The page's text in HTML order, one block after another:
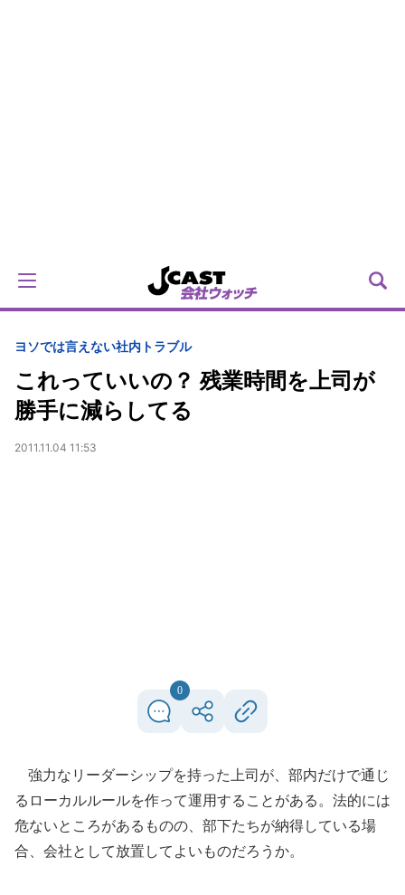
ヨソでは言えない社内トラブル
これっていいの？ 残業時間を上司が
勝手に減らしてる
2011.11.04 11:53
0
強力なリーダーシップを持った上司が、部内だけで通じ
るローカルルールを作って運用することがある。法的には
危ないところがあるものの、部下たちが納得している場
合、会社として放置してよいものだろうか。